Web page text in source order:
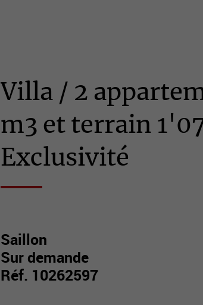
Villa / 2
m3 et terrain
Exclusivité
Saillon
Sur demande
Réf. 10262597